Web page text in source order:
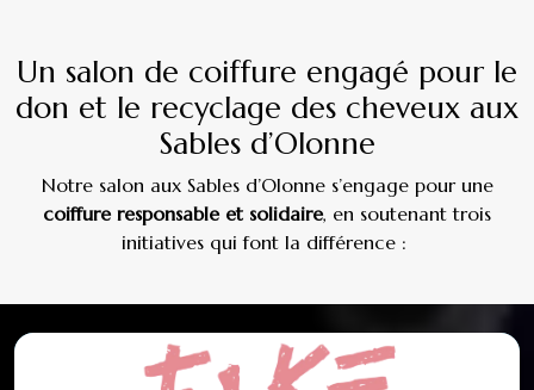
Un salon de coiffure engagé pour le
don et le recyclage des cheveux aux
Sables d’Olonne
Notre salon aux Sables d’Olonne s’engage pour une
coiffure responsable et solidaire, en soutenant trois
initiatives qui font la différence :